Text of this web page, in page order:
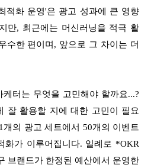
적화 운영'은 광고 성과에 큰 영향
만, 최근에는 머신러닝을 적극 활
수한 편이며, 앞으로 그 차이는 더
터는 무엇을 고민해야 할까요...?
잘 활용할 지에 대한 고민이 필요
개의 광고 세트에서 50개의 이벤트
화가 이루어집니다. 일례로 *OKR
브랜드가 한정된 예산에서 운영한